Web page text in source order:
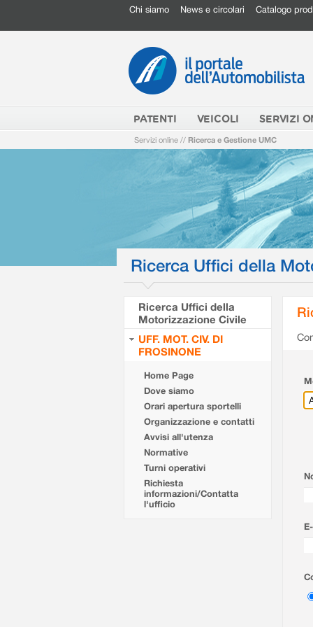
Chi siamo News e circolari Catalogo
PATENTI VEICOLI SERVIZI
Servizi online // Ricerca e Gestione UMC
Ricerca Uffici della
Ricerca Uffici della
Motorizzazione Civile
UFF. MOT. CIV. DI
FROSINONE
Home Page
Dove siamo
Orari apertura sportelli
Organizzazione e contatti
Avvisi all'utenza
Normative
Turni operativi
Richiesta
informazioni/Contatta
l'ufficio